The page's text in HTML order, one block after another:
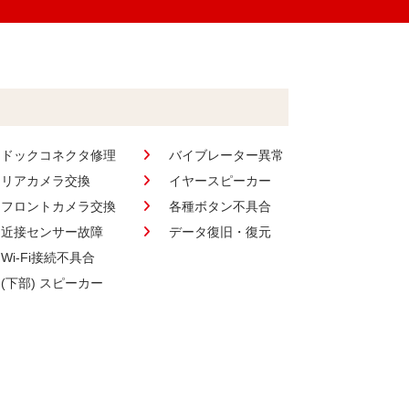
ドックコネクタ修理
リアカメラ交換
フロントカメラ交換
近接センサー故障
Wi-Fi接続不具合
(下部) スピーカー
バイブレーター異常
イヤースピーカー
各種ボタン不具合
データ復旧・復元